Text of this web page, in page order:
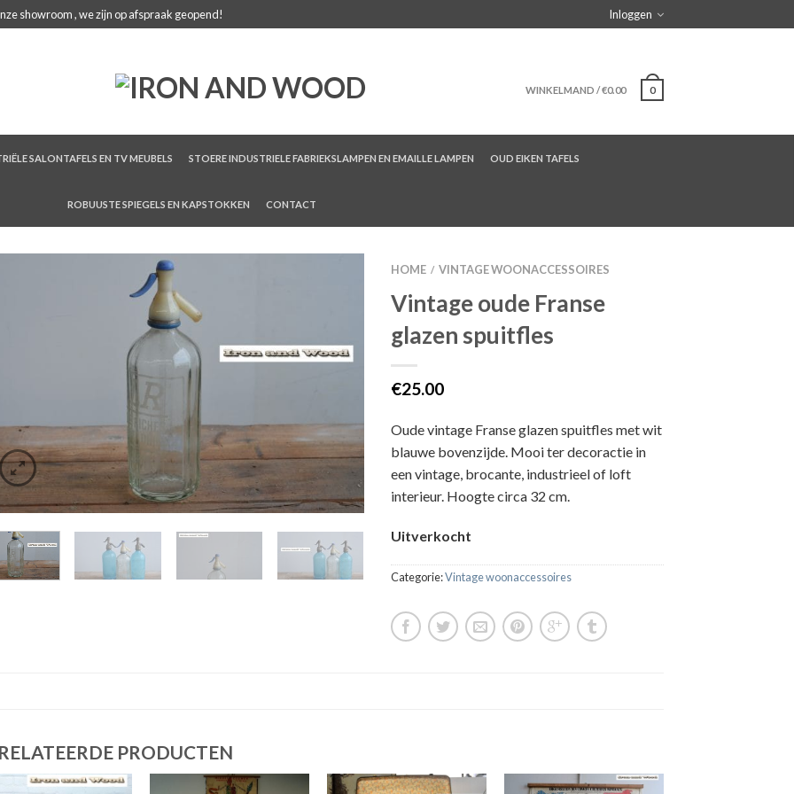
showroom , we zijn op afspraak geopend! Inloggen
WINKELMAND /€0.00 0
SALONTAFELS EN TV MEUBELS STOERE INDUSTRIELE FABRIEKSLAMPEN EN EMAILLE LAMPEN OUD EIKEN TAFELS
ROBUUSTE SPIEGELS EN KAPSTOKKEN CONTACT
HOME / VINTAGE WOONACCESSOIRES
Vintage oude Franse
glazen spuitfles
€25.00
Oude vintage Franse glazen spuitfles met wit
blauwe bovenzijde. Mooi ter decoractie in
een vintage, brocante, industrieel of loft
interieur. Hoogte circa 32 cm.
Uitverkocht
Categorie:Vintage woonaccessoires
PRODUCTEN